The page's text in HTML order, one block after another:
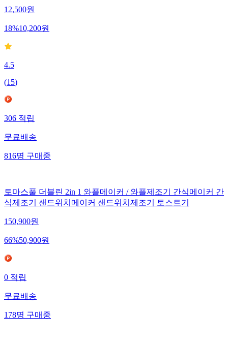
12,500원
18%10,200원
4.5
(15)
306 적립
무료배송
816명 구매중
토마스풀 더블린 2in 1 와플메이커 / 와플제조기 간식메이커 간
식제조기 샌드위치메이커 샌드위치제조기 토스트기
150,900원
66%50,900원
0 적립
무료배송
178명 구매중